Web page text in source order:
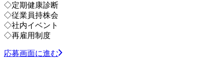
◇定期健康診断
◇従業員持株会
◇社内イベント
◇再雇用制度
応募画面に進む